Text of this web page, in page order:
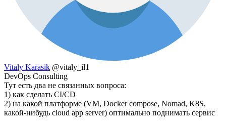
Vitaly Karasik @vitaly_il1
DevOps Consulting
Тут есть два не связанных вопроса:
1) как сделать CI/CD
2) на какой платформе (VM, Docker compose, Nomad, K8S,
какой-нибудь cloud app server) оптимально поднимать сервис